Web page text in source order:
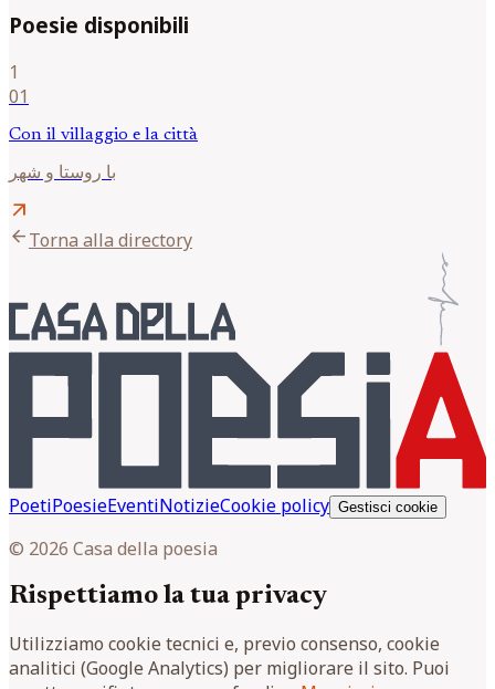
Poesie disponibili
1
01
Con il villaggio e la città
با روستا و شهر
arrow_outward
arrow_backTorna alla directory
PoetiPoesieEventiNotizieCookie policy Gestisci cookie
© 2026 Casa della poesia
Rispettiamo la tua privacy
Utilizziamo cookie tecnici e, previo consenso, cookie
analitici (Google Analytics) per migliorare il sito. Puoi